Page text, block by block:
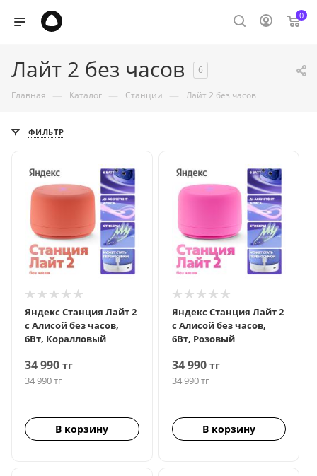
0
Лайт 2 без часов 6
Главная — Каталог — Станции — Лайт 2 без часов
ФИЛЬТР
Яндекс Станция Лайт 2
с Алисой без часов,
6Вт, Коралловый
34 990 тг
34 990тг
В корзину
Яндекс Станция Лайт 2
с Алисой без часов,
6Вт, Розовый
34 990тг
34 990тг
В корзину